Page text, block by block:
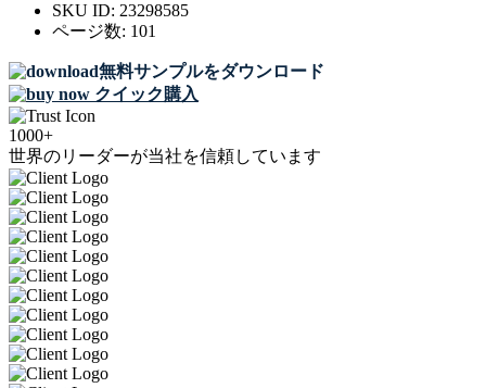
SKU ID: 23298585
ページ数: 101
無料サンプルをダウンロード
クイック購入
1000+
世界のリーダーが当社を信頼しています